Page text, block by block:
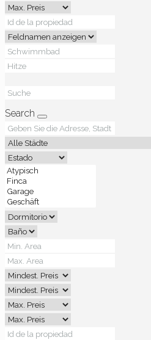
Search